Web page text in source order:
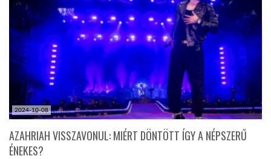
2024-10-08
AZAHRIAH VISSZAVONUL: MIÉRT DÖNTÖTT ÍGY A NÉPSZERŰ
ÉNEKES?